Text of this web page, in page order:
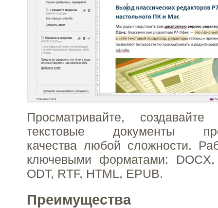
Просматривайте,
текстовые документы
качества любой сложности.
ключевыми форматами:
ODT, RTF, HTML, EPUB.
Преимущества